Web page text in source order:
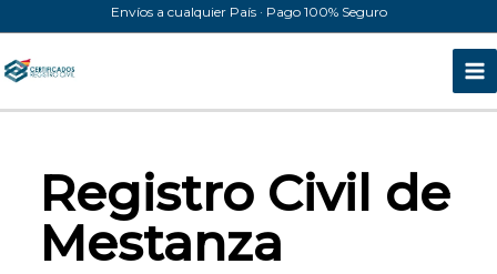
al
contenido
Envíos a cualquier País · Pago 100% Seguro
Registro Civil de
Mestanza